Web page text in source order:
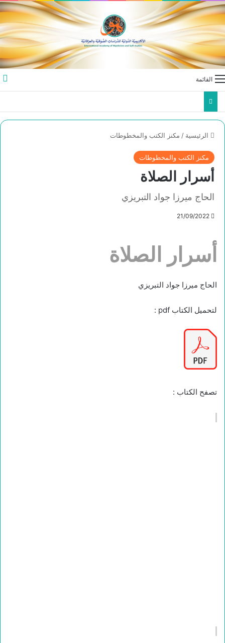
القائمة
الرئيسية / مكنز الكتب والمخطوطات
مكنز الكتب والمخطوطات
أسرار الصلاة
الحاج ميرزا جواد التبريزي
21/09/2022
أسرار الصلاة
الحاج ميرزا جواد التبريزي
لتحميل الكتاب pdf :
تصفح الكتاب :